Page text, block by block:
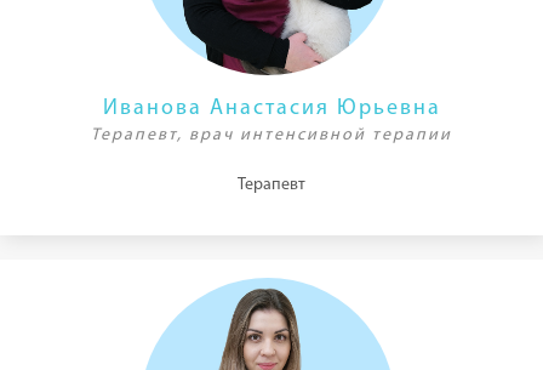
Иванова Анастасия Юрьевна
Терапевт, врач интенсивной терапии
Терапевт